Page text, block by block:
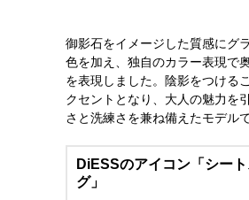
御影石をイメージした質感にグ
色を加え、独自のカラー表現で
を表現しました。陰影をつける
クセントとなり、大人の魅力を
さと洗練さを兼ね備えたモデルで
DiESSのアイコン「シー
グ」